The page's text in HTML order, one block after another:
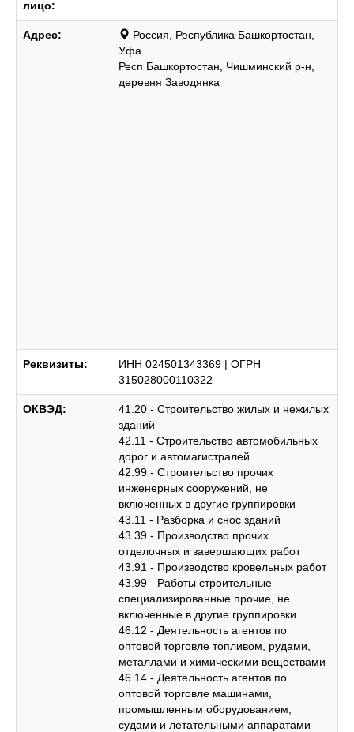
лицо:
Адрес:
Россия, Республика Башкортостан,
Уфа
Респ Башкортостан, Чишминский р-н,
деревня Заводянка
Реквизиты:
ИНН 024501343369 | ОГРН
315028000110322
ОКВЭД:
41.20 - Строительство жилых и нежилых
зданий
42.11 - Строительство автомобильных
дорог и автомагистралей
42.99 - Строительство прочих
инженерных сооружений, не
включенных в другие группировки
43.11 - Разборка и снос зданий
43.39 - Производство прочих
отделочных и завершающих работ
43.91 - Производство кровельных работ
43.99 - Работы строительные
специализированные прочие, не
включенные в другие группировки
46.12 - Деятельность агентов по
оптовой торговле топливом, рудами,
металлами и химическими веществами
46.14 - Деятельность агентов по
оптовой торговле машинами,
промышленным оборудованием,
судами и летательными аппаратами